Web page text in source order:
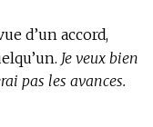
d’un accord,
Je veux bien
pas les avances.